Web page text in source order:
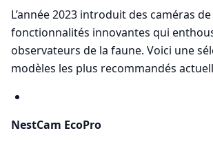
L’année 2023 introduit des caméras
fonctionnalités innovantes qui
observateurs de la faune. Voici une
modèles les plus recommandés
NestCam EcoPro